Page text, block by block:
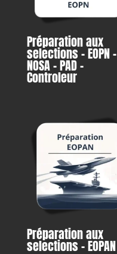
Préparation aux
selections – EOPN –
NOSA – PAD –
Controleur
Préparation aux
selections – EOPAN